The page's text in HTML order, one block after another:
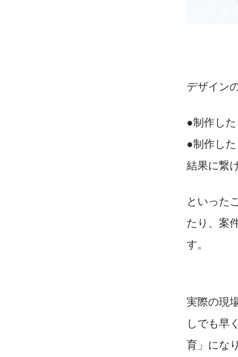
デザイン
●制作し
●制作し
結果に繋
といった
たり、案
す。
実際の現
しでも早
育」にな